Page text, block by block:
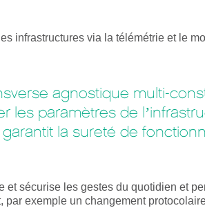
infrastructures via la télémétrie et le
agnostique multi-
les paramètres de
la sureté de
sécurise les gestes du quotidien et
exemple un changement